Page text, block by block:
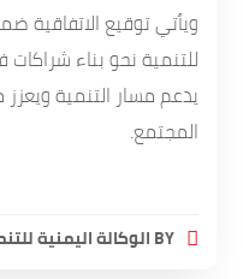
ويأتي توقيع الاتفاقية
للتنمية نحو بناء
يدعم مسار التنمية
المجتمع.
BYالوكالة اليمنية